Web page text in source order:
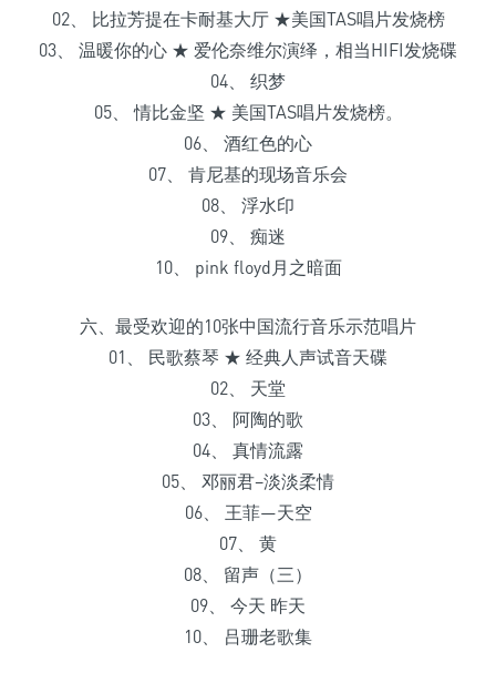
02、 比拉芳提在卡耐基大厅 ★美国TAS唱片发烧榜
03、 温暖你的心 ★ 爱伦奈维尔演绎，相当HIFI发烧碟
04、 织梦
05、 情比金坚 ★ 美国TAS唱片发烧榜。
06、 酒红色的心
07、 肯尼基的现场音乐会
08、 浮水印
09、 痴迷
10、 pink floyd月之暗面
六、最受欢迎的10张中国流行音乐示范唱片
01、 民歌蔡琴 ★ 经典人声试音天碟
02、 天堂
03、 阿陶的歌
04、 真情流露
05、 邓丽君–淡淡柔情
06、 王菲—天空
07、 黄
08、 留声（三）
09、 今天 昨天
10、 吕珊老歌集